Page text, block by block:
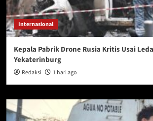
Internasional
Kepala Pabrik Drone Rusia Kritis Usai
Yekaterinburg
Redaksi 1 hari ago